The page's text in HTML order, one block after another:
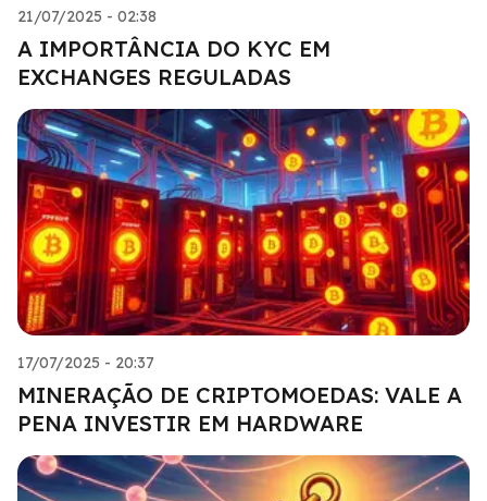
21/07/2025 - 02:38
A IMPORTÂNCIA DO KYC EM
EXCHANGES REGULADAS
17/07/2025 - 20:37
MINERAÇÃO DE CRIPTOMOEDAS: VALE A
PENA INVESTIR EM HARDWARE